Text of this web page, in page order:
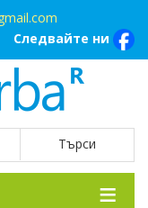
Следвайте ни